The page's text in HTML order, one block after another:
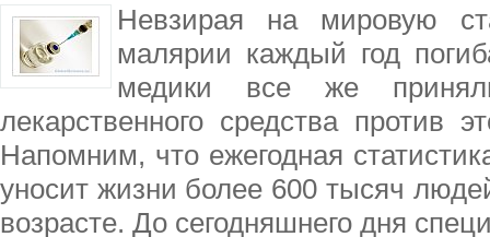
Невзирая на мировую
малярии каждый год
медики все же
лекарственного средства против
Напомним, что ежегодная
уносит жизни более 600 тысяч
возрасте. До сегодняшнего дня